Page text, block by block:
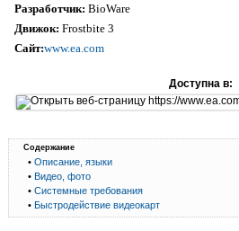
Разработчик: BioWare
Движок: Frostbite 3
Сайт:www.ea.com
Доступна в:
Содержание
•Описание, языки
•Видео, фото
•Системные требования
•Быстродействие видеокарт